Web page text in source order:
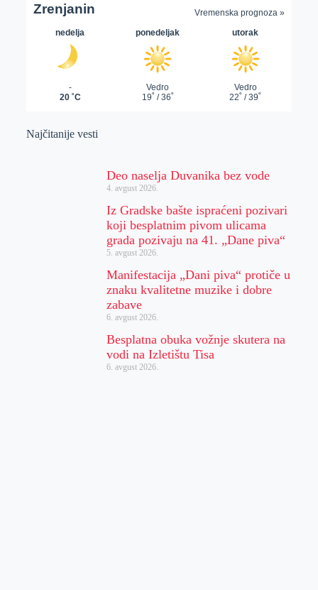
Najčitanije vesti
Deo naselja Duvanika bez vode
4. avgust 2026.
Iz Gradske bašte ispraćeni pozivari
koji besplatnim pivom ulicama
grada pozivaju na 41. „Dane piva“
5. avgust 2026.
Manifestacija „Dani piva“ protiče u
znaku kvalitetne muzike i dobre
zabave
6. avgust 2026.
Besplatna obuka vožnje skutera na
vodi na Izletištu Tisa
6. avgust 2026.